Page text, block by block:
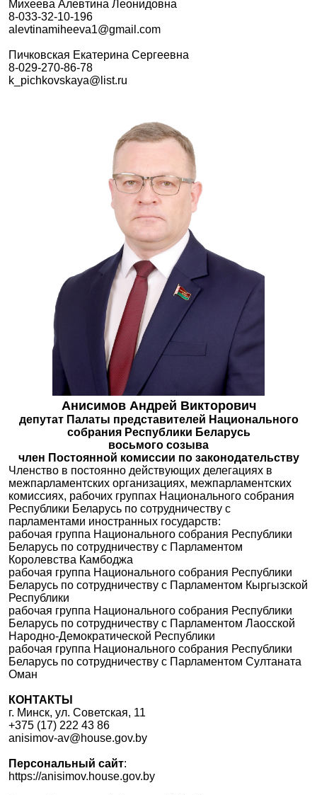
Михеева Алевтина Леонидовна
8-033-32-10-196
alevtinamiheeva1@gmail.com
Пичковская Екатерина Сергеевна
8-029-270-86-78
k_pichkovskaya@list.ru
Анисимов Андрей Викторович
депутат Палаты представителей Национального
собрания Республики Беларусь
восьмого созыва
член Постоянной комиссии по законодательству
Членство в постоянно действующих делегациях в
межпарламентских организациях, межпарламентских
комиссиях, рабочих группах Национального собрания
Республики Беларусь по сотрудничеству с
парламентами иностранных государств:
рабочая группа Национального собрания Республики
Беларусь по сотрудничеству с Парламентом
Королевства Камбоджа
рабочая группа Национального собрания Республики
Беларусь по сотрудничеству с Парламентом Кыргызской
Республики
рабочая группа Национального собрания Республики
Беларусь по сотрудничеству с Парламентом Лаосской
Народно-Демократической Республики
рабочая группа Национального собрания Республики
Беларусь по сотрудничеству с Парламентом Султаната
Оман
КОНТАКТЫ
г. Минск, ул. Советская, 11
+375 (17) 222 43 86
anisimov-av@house.gov.by
Персональный сайт:
https://anisimov.house.gov.by